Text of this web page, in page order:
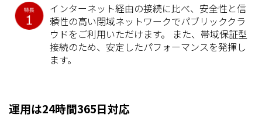
インターネット経由の接続に比べ、安全性と信
頼性の高い閉域ネットワークでパブリッククラ
ウドをご利用いただけます。 また、帯域保証型
接続のため、安定したパフォーマンスを発揮し
ます。
運用は24時間365日対応